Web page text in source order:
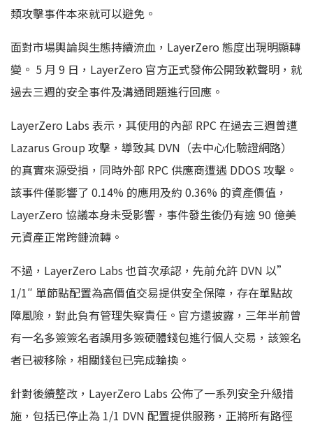
類攻擊事件本來就可以避免。
面對市場輿論與生態持續流血，LayerZero 態度出現明顯轉
變。 5 月 9 日，LayerZero 官方正式發佈公開致歉聲明，就
過去三週的安全事件及溝通問題進行回應。
LayerZero Labs 表示，其使用的內部 RPC 在過去三週曾遭
Lazarus Group 攻擊，導致其 DVN（去中心化驗證網路）
的真實來源受損，同時外部 RPC 供應商遭遇 DDOS 攻擊。
該事件僅影響了 0.14% 的應用及約 0.36% 的資產價值，
LayerZero 協議本身未受影響，事件發生後仍有逾 90 億美
元資產正常跨鏈流轉。
不過，LayerZero Labs 也首次承認，先前允許 DVN 以”
1/1″ 單節點配置為高價值交易提供安全保障，存在單點故
障風險，對此負有管理失察責任。官方還披露，三年半前曾
有一名多簽簽名者誤用多簽硬體錢包進行個人交易，該簽名
者已被移除，相關錢包已完成輪換。
針對後續整改，LayerZero Labs 公佈了一系列安全升級措
施，包括已停止為 1/1 DVN 配置提供服務，正將所有路徑